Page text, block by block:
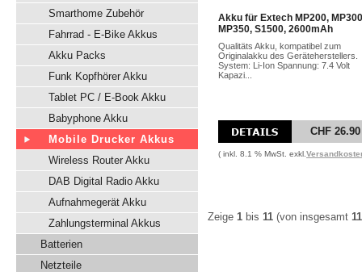
Smarthome Zubehör
Fahrrad - E-Bike Akkus
Akku Packs
Funk Kopfhörer Akku
Tablet PC / E-Book Akku
Babyphone Akku
Mobile Drucker Akkus
Wireless Router Akku
DAB Digital Radio Akku
Aufnahmegerät Akku
Zahlungsterminal Akkus
Batterien
Netzteile
Akku für Extech MP200,
MP350, S1500, 2600mAh
Qualitäts Akku, kompatibel zum
Originalakku des Geräteherstellers.
System: Li-Ion Spannung: 7.4 Volt
Kapazi...
CHF 26.90
( inkl. 8.1 % MwSt. exkl.
Zeige 1 bis 11 (von insgesamt 11